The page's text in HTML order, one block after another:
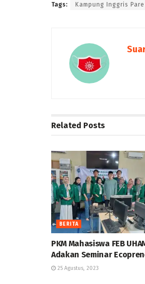
Tags: Kampung Inggris
Related Posts
BERITA
PKM Mahasiswa FEB
Adakan Seminar
25 Agustus, 2023